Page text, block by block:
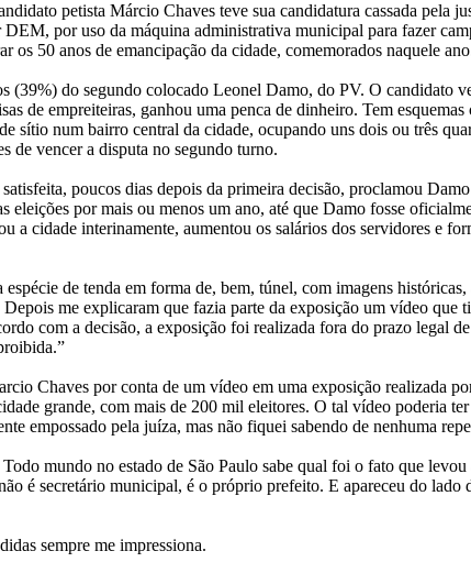
petista Márcio Chaves teve sua candidatura cassada pela
por uso da máquina administrativa municipal para fazer
os 50 anos de emancipação da cidade, comemorados naquele
do segundo colocado Leonel Damo, do PV. O candidato
de empreiteiras, ganhou uma penca de dinheiro. Tem
sítio num bairro central da cidade, ocupando uns dois ou três
de vencer a disputa no segundo turno.
poucos dias depois da primeira decisão, proclamou
por mais ou menos um ano, até que Damo fosse
cidade interinamente, aumentou os salários dos servidores e
de tenda em forma de, bem, túnel, com imagens
me explicaram que fazia parte da exposição um vídeo
com a decisão, a exposição foi realizada fora do prazo legal
Chaves por conta de um vídeo em uma exposição realizada
grande, com mais de 200 mil eleitores. O tal vídeo poderia
empossado pela juíza, mas não fiquei sabendo de nenhuma
mundo no estado de São Paulo sabe qual foi o fato que
é secretário municipal, é o próprio prefeito. E apareceu do
sempre me impressiona.